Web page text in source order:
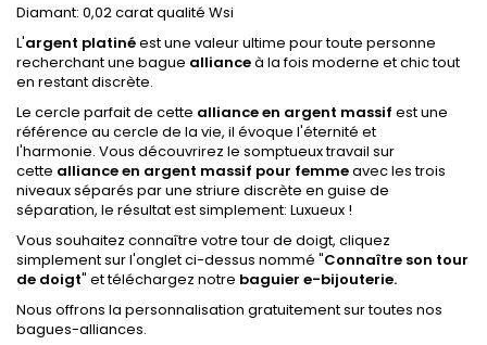
Diamant: 0,02 carat qualité Wsi
L'argent platinéest une valeur ultime pour toute personne
recherchant une bague allianceà la fois moderne et chic tout
en restant discrète.
Le cercle parfait de cette alliance en argent massif est une
référence au cercle de la vie, il évoque l'éternité et
l'harmonie. Vous découvrirez le somptueux travail sur
cette alliance en argent massif pour femmeavec les trois
niveaux séparés par une striure discrète en guise de
séparation, le résultat est simplement: Luxueux !
Vous souhaitez connaître votre tour de doigt, cliquez
simplement sur l'onglet ci-dessus nommé "Connaître son tour
de doigt" et téléchargez notre baguier e-bijouterie.
Nous offrons la personnalisation gratuitement sur toutes nos
bagues-alliances.